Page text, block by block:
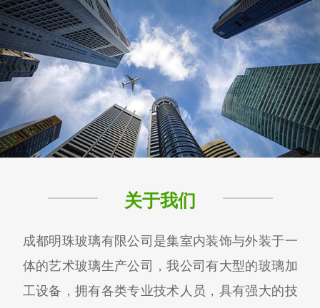
关于我们
成都明珠玻璃有限公司是集室内装饰与外装于一
体的艺术玻璃生产公司，我公司有大型的玻璃加
工设备，拥有各类专业技术人员，具有强大的技